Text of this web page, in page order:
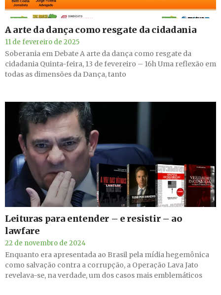
A arte da dança como resgate da cidadania
11 de fevereiro de 2025
Soberania em Debate A arte da dança como resgate da
cidadania Quinta-feira, 13 de fevereiro – 16h Uma reflexão em
todas as dimensões da Dança, tanto
Leituras para entender – e resistir – ao
lawfare
22 de novembro de 2024
Enquanto era apresentada ao Brasil pela mídia hegemônica
como salvação contra a corrupção, a Operação Lava Jato
revelava-se, na verdade, um dos casos mais emblemáticos